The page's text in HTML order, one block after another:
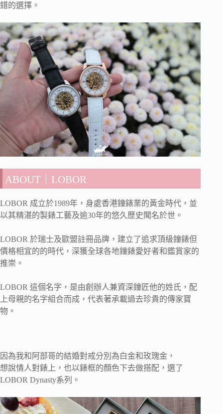
錯的選擇。
ABOUT｜LOBOR
LOBOR 成立於1989年，身處香港鐘錶業的黃金時代，並
以其精湛的製錶工藝及逾30年的悠久歷史聞名於世。
LOBOR 於瑞士及歐盟註冊品牌，建立了追求頂級鐘錶但
價格相宜的的時代，深獲全球各地鐘錶愛好者和鑑賞家的
推崇。
LOBOR 這個名字，是由創辦人兼資深鐘匠他的姓氏，配
上母親的名字組合而成，代表著承載過去珍貴的傳家寶
物。
因為我和阿部哥的結婚對戒分別為白金和玫瑰金，
想說情人對錶上，也以錶框的顏色下去做搭配，選了
LOBOR Dynasty系列。